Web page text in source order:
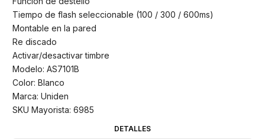
Tiempo de flash seleccionable (100 / 300 / 600ms)
Montable en la pared
Re discado
Activar/desactivar timbre
Modelo: AS7101B
Color: Blanco
Marca: Uniden
SKU Mayorista: 6985
DETALLES